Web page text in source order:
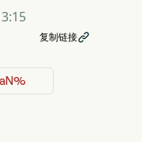
复制链接